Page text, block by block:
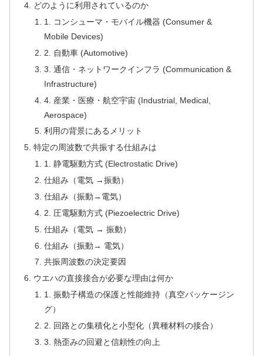
どのように利用されているのか
1. コンシューマ・モバイル機器 (Consumer &
Mobile Devices)
2. 自動車 (Automotive)
3. 通信・ネットワークインフラ (Communication &
Infrastructure)
4. 産業・医療・航空宇宙 (Industrial, Medical,
Aerospace)
利用の背景にあるメリット
特定の周波数で共振する仕組みは
1. 静電駆動方式 (Electrostatic Drive)
仕組み（電気 →振動）
仕組み（振動→電気）
2. 圧電駆動方式 (Piezoelectric Drive)
仕組み（電気 → 振動）
仕組み（振動→ 電気）
共振周波数の決定要因
ウエハの直接接合が必要な理由は何か
1. 振動子構造の保護と性能維持（真空パッケージン
グ）
2. 回路との集積化と小型化（異種材料の接合）
3. 熱歪みの回避と信頼性の向上